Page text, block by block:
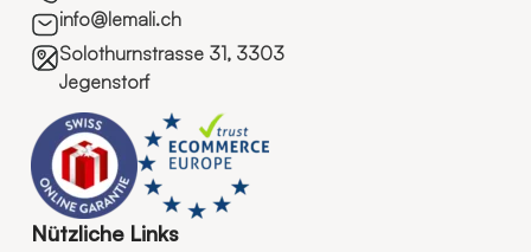
info@lemali.ch
Solothurnstrasse 31, 3303
Jegenstorf
Nützliche Links